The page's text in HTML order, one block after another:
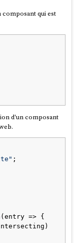
composant qui est
d'un composant
;
(entry => {
)